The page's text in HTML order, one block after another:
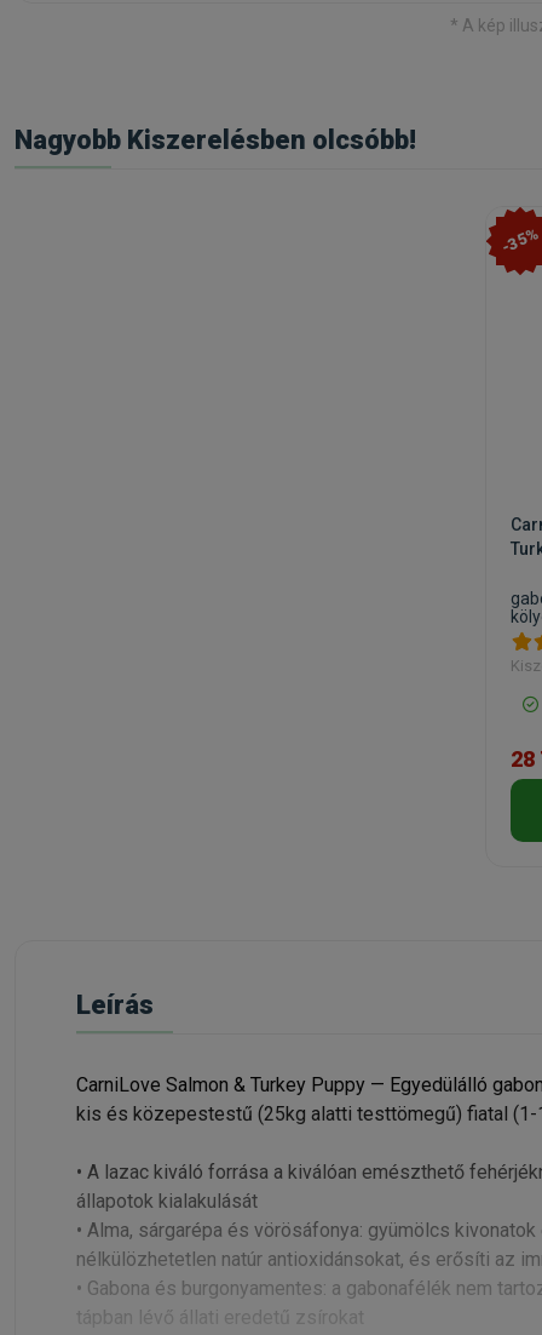
* A kép
Nagyobb Kiszerelésben olcsóbb!
-35%
28
Leírás
CarniLove Salmon & Turkey Puppy — Egyedülálló
kis és közepestestű (25kg alatti testtömegű) fiatal (1-
• A lazac kiváló forrása a kiválóan emészthető
állapotok kialakulását
• Alma, sárgarépa és vörösáfonya: gyümölcs
nélkülözhetetlen natúr antioxidánsokat, és erősíti az
• Gabona és burgonyamentes: a gabonafélék nem
tápban lévő állati eredetű zsírokat